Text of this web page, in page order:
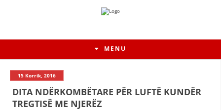
MENU
15 Korrik, 2016
DITA NDËRKOMBËTARE PËR LUFTË KUNDËR
TREGTISË ME NJERËZ